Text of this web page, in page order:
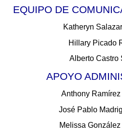
EQUIPO DE
Katheryn
Hillary Picado
Alberto Castro
APOYO
Anthony
José Pablo
Melissa